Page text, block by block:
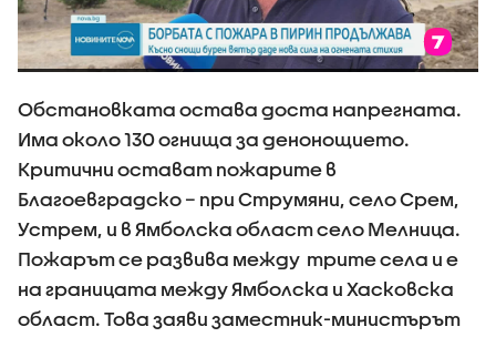
Обстановката остава доста напрегната.
Има около 130 огнища за денонощието.
Критични остават пожарите в
Благоевградско – при Струмяни, село Срем,
Устрем, и в Ямболска област село Мелница.
Пожарът се развива между трите села и е
на границата между Ямболска и Хасковска
област. Това заяви заместник-министърът